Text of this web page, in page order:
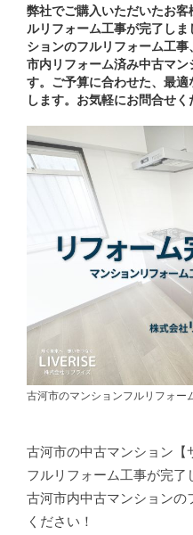
弊社でご購入いただいたお
ルリフォーム工事が完了し
ションのフルリフォーム工
市内リフォーム済み中古マ
す。ご予算に合わせた、最
します。お気軽にお問合せく
古河市のマンションフルリフォー
古河市の中古マンション【
フルリフォーム工事が完了
古河市内中古マンション
ください！